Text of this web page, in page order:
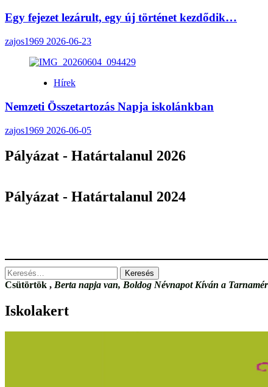
Egy fejezet lezárult, egy új történet kezdődik…
zajos1969 2026-06-23
Hírek
Nemzeti Összetartozás Napja iskolánkban
zajos1969 2026-06-05
Pályázat - Határtalanul 2026
Pályázat - Határtalanul 2024
Keresés:
Csütörtök , Berta napja van, Boldog Névnapot Kíván a
Iskolakert